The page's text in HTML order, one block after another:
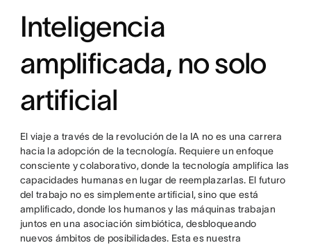
Inteligencia
amplificada, no solo
artificial
El viaje a través de la revolución de la IA no es una carrera
hacia la adopción de la tecnología. Requiere un enfoque
consciente y colaborativo, donde la tecnología amplifica las
capacidades humanas en lugar de reemplazarlas. El futuro
del trabajo no es simplemente artificial, sino que está
amplificado, donde los humanos y las máquinas trabajan
juntos en una asociación simbiótica, desbloqueando
nuevos ámbitos de posibilidades. Esta es nuestra